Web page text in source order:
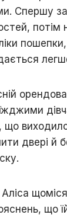
Спершу
потім
що
двері й
що